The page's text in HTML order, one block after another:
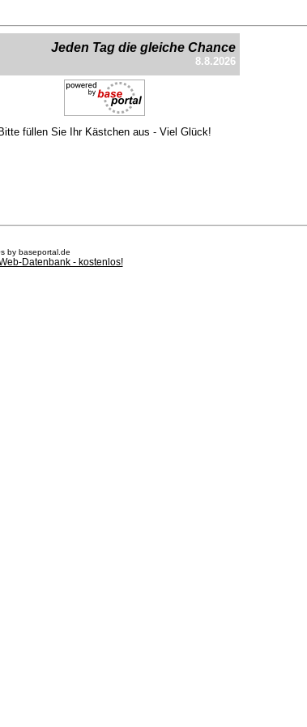
Jeden Tag die gleiche Chance
8.8.2026
füllen Sie Ihr Kästchen aus - Viel Glück!
by baseportal.de
Datenbank - kostenlos!